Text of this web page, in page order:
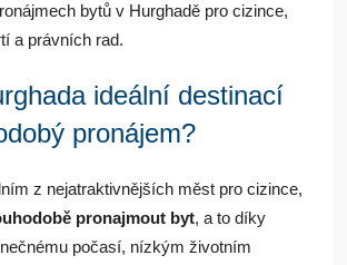
bytů v Hurghadě pro cizince,
a právních rad.
ideální destinací
pronájem?
z nejatraktivnějších měst pro cizince,
pronajmout byt, a to díky
počasí, nízkým životním